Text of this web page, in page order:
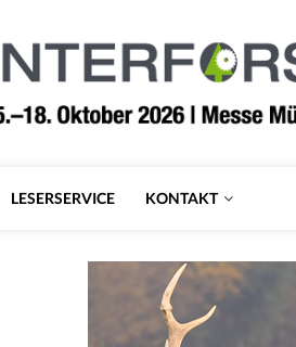
LESERSERVICE KONTAKT